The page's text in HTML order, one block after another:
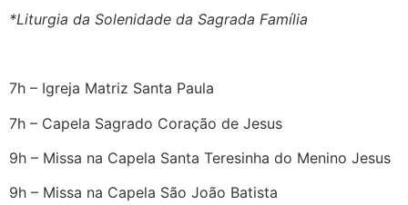
*Liturgia da Solenidade da Sagrada Família
7h – Igreja Matriz Santa Paula
7h – Capela Sagrado Coração de Jesus
9h – Missa na Capela Santa Teresinha do Menino Jesus
9h – Missa na Capela São João Batista